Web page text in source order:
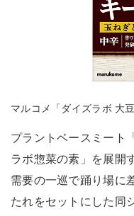
マルコメ「ダイズラボ 大
プラントベースミート
ラボ惣菜の素」を展開
需要の一巡で踊り場に
たれをセットにした同